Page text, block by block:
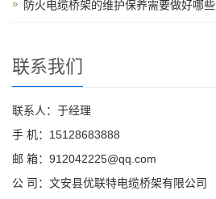
防火电缆桥架的维护保养需要做好哪些
联系我们
联系人：于经理
手 机：15128683888
邮 箱：912042225@qq.com
公 司：文安县优联特电缆桥架有限公司